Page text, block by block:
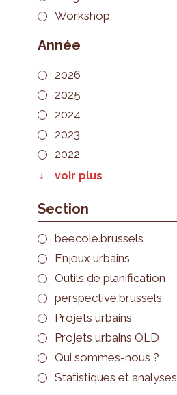
Workshop
Année
2026
2025
2024
2023
2022
voir plus
Section
beecole.brussels
Enjeux urbains
Outils de planification
perspective.brussels
Projets urbains
Projets urbains OLD
Qui sommes-nous ?
Statistiques et analyses